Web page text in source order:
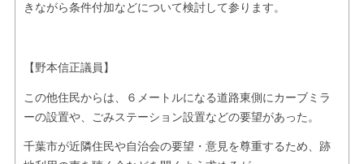
きながら条件付加などについて検討して参ります。
【野本信正議員】
この他住民からは、６メートルになる道路東側にカーブミラ
ーの設置や、ごみステーション設置などの要望があった。
千葉市が近隣住民や自治会の要望・意見を尊重するため、跡